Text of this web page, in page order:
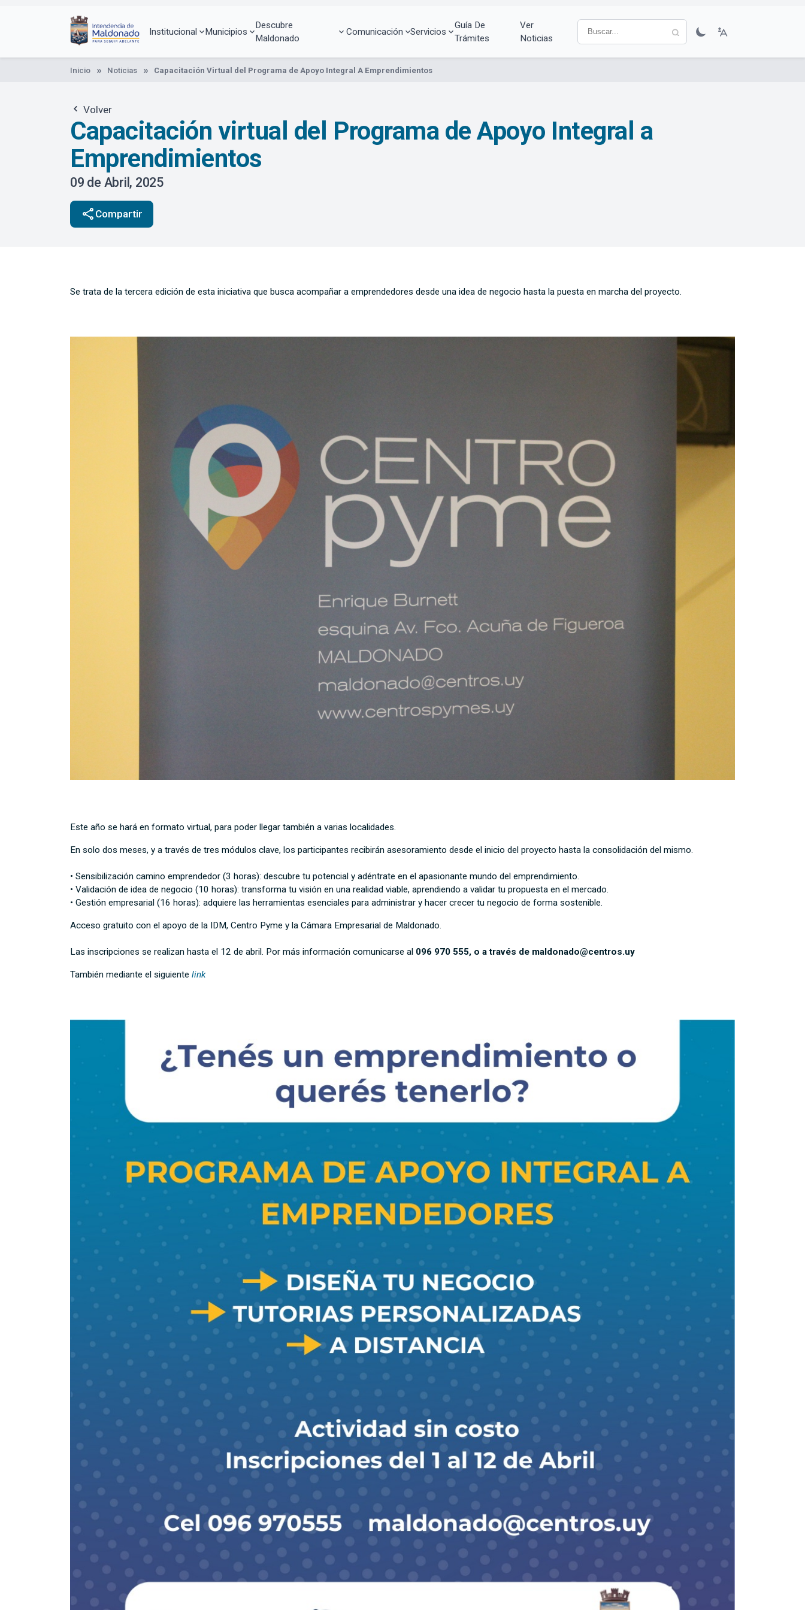
Institucional Municipios
Descubre
Maldonado
Comunicación Servicios
Guía De
Trámites
Ver
Noticias
Inicio Noticias Capacitación Virtual del Programa de Apoyo Integral A Emprendimientos
Volver
Capacitación virtual del Programa de Apoyo Integral a
Emprendimientos
09 de Abril, 2025
share Compartir
Se trata de la tercera edición de esta iniciativa que busca acompañar a emprendedores desde una idea de negocio hasta la puesta en marcha del proyecto.
Este año se hará en formato virtual, para poder llegar también a varias localidades.
En solo dos meses, y a través de tres módulos clave, los participantes recibirán asesoramiento desde el inicio del proyecto hasta la consolidación del mismo.
• Sensibilización camino emprendedor (3 horas): descubre tu potencial y adéntrate en el apasionante mundo del emprendimiento.
• Validación de idea de negocio (10 horas): transforma tu visión en una realidad viable, aprendiendo a validar tu propuesta en el mercado.
• Gestión empresarial (16 horas): adquiere las herramientas esenciales para administrar y hacer crecer tu negocio de forma sostenible.
Acceso gratuito con el apoyo de la IDM, Centro Pyme y la Cámara Empresarial de Maldonado.
Las inscripciones se realizan hasta el 12 de abril. Por más información comunicarse al 096 970 555, o a través de maldonado@centros.uy
También mediante el siguiente link